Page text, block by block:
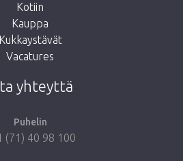
takaisin kauppaan
Kotiin
Kauppa
Kukkaystävät
Vacatures
yhteyttä
Puhelin
(71) 40 98 100